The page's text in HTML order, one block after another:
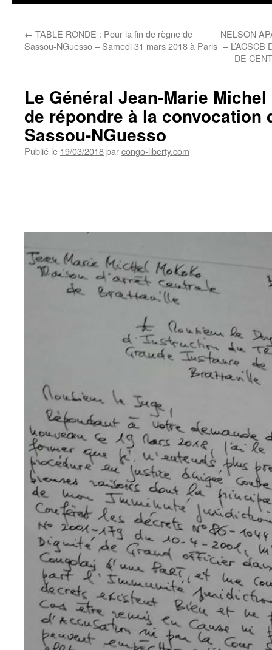
← TABLE RONDE : Pour la fin de règne de
Sassou-NGuesso – Samedi 31 mars 2018 à Paris
NELSON
– L’ACSCB
DE
Le Général Jean-Marie Michel
de répondre à la convocation
Sassou-NGuesso
Publié le 19/03/2018parcongo-liberty.com